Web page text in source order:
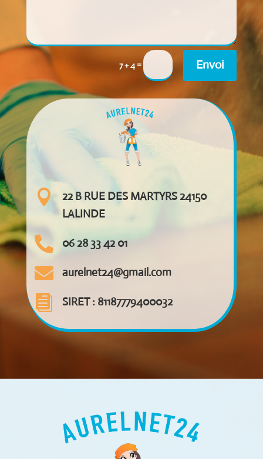
7 + 4 = Envoi

22 B RUE DES MARTYRS 24150
LALINDE
 06 28 33 42 01
 aurelnet24@gmail.com
 SIRET : 81187779400032